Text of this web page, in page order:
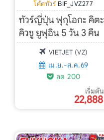
โค้ดทัวร์ BIF_JVZ277
ทัวร์ญี่ปุ่น ฟุกุโอกะ คิตะ
คิวชู ยูฟุอิน 5 วัน 3 คืน
VIETJET (VZ)
เม.ย.-ส.ค.69
ลด 200
เริ่มต้น
22,888